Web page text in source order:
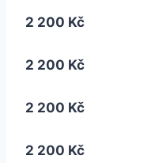
2 200 Kč
2 200 Kč
2 200 Kč
2 200 Kč